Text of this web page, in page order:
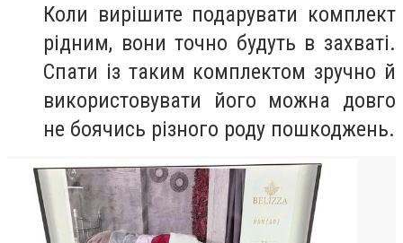
Коли вирішите подарувати комплект
рідним, вони точно будуть в захваті.
Спати із таким комплектом зручно й
використовувати його можна довго
не боячись різного роду пошкоджень.